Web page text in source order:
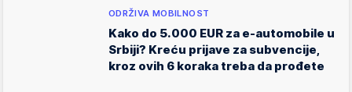
ODRŽIVA MOBILNOST
Kako do 5.000 EUR za e-automobile u
Srbiji? Kreću prijave za subvencije,
kroz ovih 6 koraka treba da prođete